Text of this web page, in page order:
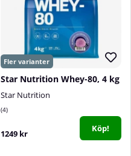
Star Nutrition Whey-80, 4 kg
Star Nutrition
4
1249 kr Köp!